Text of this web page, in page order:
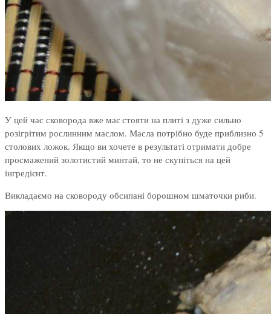
У цей час сковорода вже має стояти на плиті з дуже сильно
розігрітим рослинним маслом. Масла потрібно буде приблизно 5
столових ложок. Якщо ви хочете в результаті отримати добре
просмажений золотистий минтай, то не скупіться на цей
інгредієнт.
Викладаємо на сковороду обсипані борошном шматочки риби.